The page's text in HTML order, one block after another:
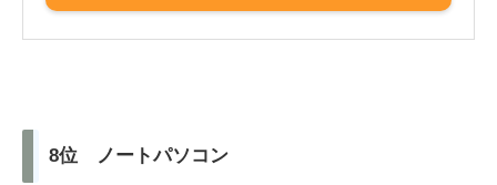
8位 ノートパソコン